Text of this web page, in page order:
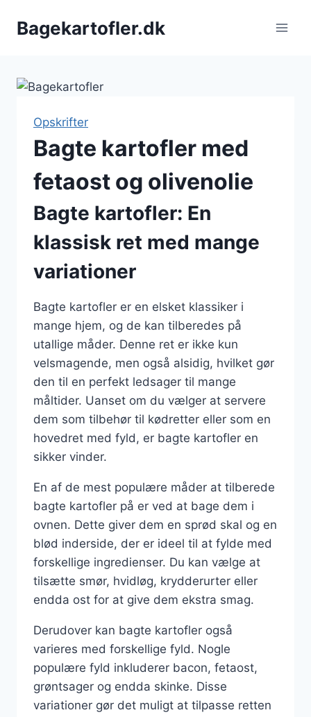
Bagekartofler.dk
Opskrifter
Bagte kartofler med
fetaost og olivenolie
Bagte kartofler: En
klassisk ret med mange
variationer
Bagte kartofler er en elsket klassiker i
mange hjem, og de kan tilberedes på
utallige måder. Denne ret er ikke kun
velsmagende, men også alsidig, hvilket gør
den til en perfekt ledsager til mange
måltider. Uanset om du vælger at servere
dem som tilbehør til kødretter eller som en
hovedret med fyld, er bagte kartofler en
sikker vinder.
En af de mest populære måder at tilberede
bagte kartofler på er ved at bage dem i
ovnen. Dette giver dem en sprød skal og en
blød inderside, der er ideel til at fylde med
forskellige ingredienser. Du kan vælge at
tilsætte smør, hvidløg, krydderurter eller
endda ost for at give dem ekstra smag.
Derudover kan bagte kartofler også
varieres med forskellige fyld. Nogle
populære fyld inkluderer bacon, fetaost,
grøntsager og endda skinke. Disse
variationer gør det muligt at tilpasse retten